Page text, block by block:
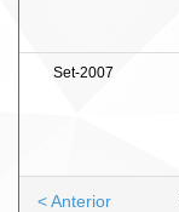
Set-2007
< Anterior